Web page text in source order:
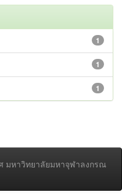
1
1
1
มหาวิทยาลัยมหาจุฬาลงกรณ